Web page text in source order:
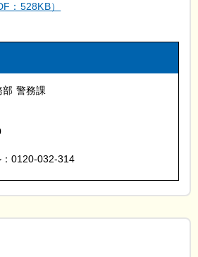
：528KB）
警務課
0120-032-314